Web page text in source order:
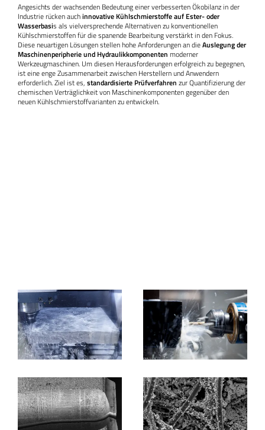
Angesichts der wachsenden Bedeutung einer verbesserten Ökobilanz in der
Industrie rücken auchinnovative Kühlschmierstoffe auf Ester- oder
Wasserbasis als vielversprechende Alternativen zu konventionellen
Kühlschmierstoffen für die spanende Bearbeitung verstärkt in den Fokus.
Diese neuartigen Lösungen stellen hohe Anforderungen an dieAuslegung der
Maschinenperipherie und Hydraulikkomponenten moderner
Werkzeugmaschinen. Um diesen Herausforderungen erfolgreich zu begegnen,
ist eine enge Zusammenarbeit zwischen Herstellern und Anwendern
erforderlich. Ziel ist es, standardisierte Prüfverfahren zur Quantifizierung der
chemischen Verträglichkeit von Maschinenkomponenten gegenüber den
neuen Kühlschmierstoffvarianten zu entwickeln.